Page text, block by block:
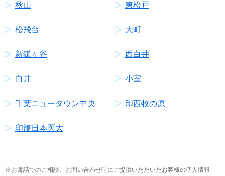
秋山 東松戸
松飛台 大町
新鎌ヶ谷 西白井
白井 小室
千葉ニュータウン中央 印西牧の原
印旛日本医大
お電話でのご相談、お問い合わせ時にご提供いただいたお客様の個人情報